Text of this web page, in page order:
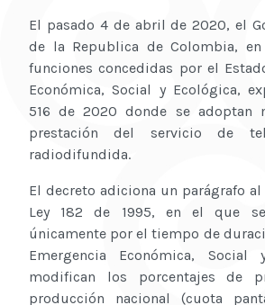
El pasado 4 de abril de 2020, el
de la Republica de Colombia,
funciones concedidas por el
Económica, Social y Ecológica,
516 de 2020 donde se adoptan
prestación del servicio de
radiodifundida.
El decreto adiciona un parágrafo
Ley 182 de 1995, en el que
únicamente por el tiempo de
Emergencia Económica, Social
modifican los porcentajes de
producción nacional (cuota